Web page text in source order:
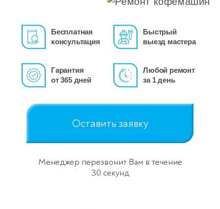
Бесплатная
консультация
Быстрый
выезд мастера
Гарантия
от 365 дней
Любой ремонт
за 1 день
Оставить заявку
Менеджер перезвонит Вам в течение
30 секунд